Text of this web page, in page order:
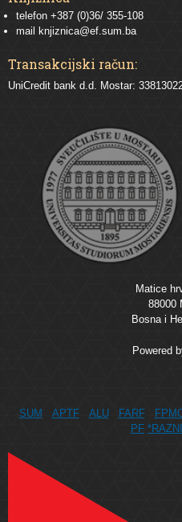
telefon +387 (0)36/ 355-108
mail knjiznica@ef.sum.ba
Transakcijski račun:
UniCredit bank d.d. Mostar:
Matice
88000
Bosna i
Powered
SUM APTF ALU FARF
PF